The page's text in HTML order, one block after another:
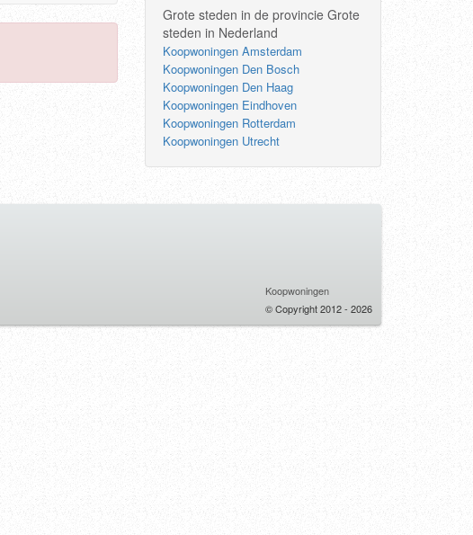
Grote steden in de provincie Grote
steden in Nederland
Koopwoningen Amsterdam
Koopwoningen Den Bosch
Koopwoningen Den Haag
Koopwoningen Eindhoven
Koopwoningen Rotterdam
Koopwoningen Utrecht
Koopwoningen
© Copyright 2012 - 2026